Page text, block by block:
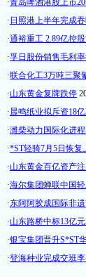
·青岛啤酒港股上市
· 日照港上半年完成
·通裕重工 2.89亿控
·孚日股份销售毛利
·联合化工3万吨三聚
·山东黄金复牌跌停
·晨鸣纸业拟斥资18
·潍柴动力国际化进
·*ST轻骑7月5日恢复
·山东黄金百亿资产
·海尔集团蝉联中国
·东阿阿胶成国际非
·山东路桥中标13亿
·银宝集团晋升S*ST
·登海种业完成交班